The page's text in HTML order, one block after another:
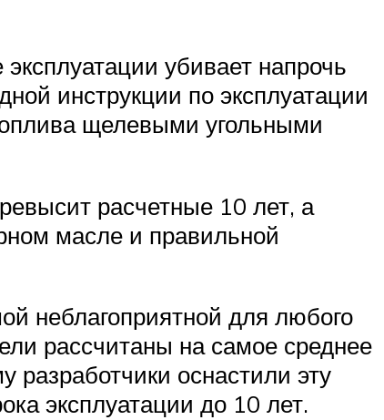
убивает напрочь
инструкции по эксплуатации
щелевыми угольными
расчетные 10 лет, а
масле и правильной
неблагоприятной для любого
рассчитаны на самое среднее
оснастили эту
эксплуатации до 10 лет.